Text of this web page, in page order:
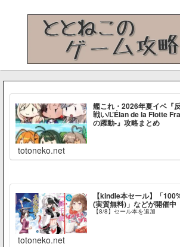
艦これ・2026年夏イベ『
戦い/L’Élan de la Flotte
の躍動-』攻略まとめ
totoneko.net
【kindle本セール】「
(実質無料)」などが開催中
【8/8】セール本を追加
totoneko.net